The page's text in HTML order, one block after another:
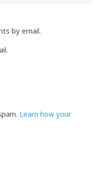
by email.
Learn how your